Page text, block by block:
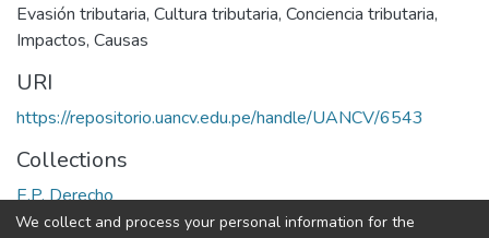
Evasión tributaria, Cultura tributaria, Conciencia tributaria,
Impactos, Causas
URI
https://repositorio.uancv.edu.pe/handle/UANCV/6543
Collections
E.P. Derecho
We collect and process your personal information for the